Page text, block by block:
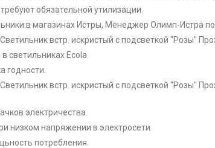
обязательной утилизации.
в магазинах Истры, Менеджер Олимп-Истра
Светильник встр. искристый с подсветкой "Розы"
светильниках Ecola
годности.
Светильник встр. искристый с подсветкой "Розы"
электричества.
низком напряжении в электросети.
потребления.